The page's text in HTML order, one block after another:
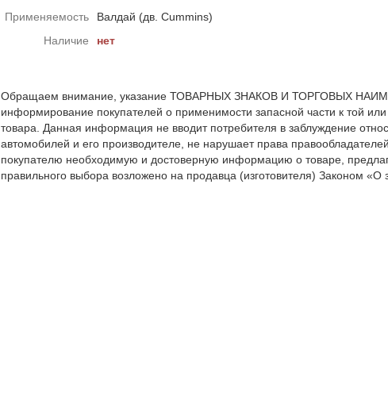
Применяемость
Валдай (дв. Cummins)
Наличие
нет
Обращаем внимание, указание ТОВАРНЫХ ЗНАКОВ И ТОРГОВЫХ
информирование покупателей о применимости запасной части к той
товара. Данная информация не вводит потребителя в заблуждение
автомобилей и его производителе, не нарушает права
покупателю необходимую и достоверную информацию о товаре,
правильного выбора возложено на продавца (изготовителя) Законом «О